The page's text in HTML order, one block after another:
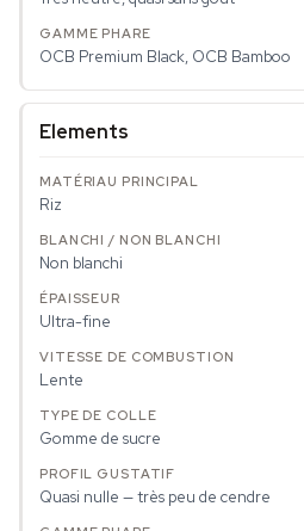
OCB Premium Black, OCB Bamboo
Elements
Riz
Non blanchi
Ultra-fine
Lente
Gomme de sucre
Quasi nulle — très peu de cendre